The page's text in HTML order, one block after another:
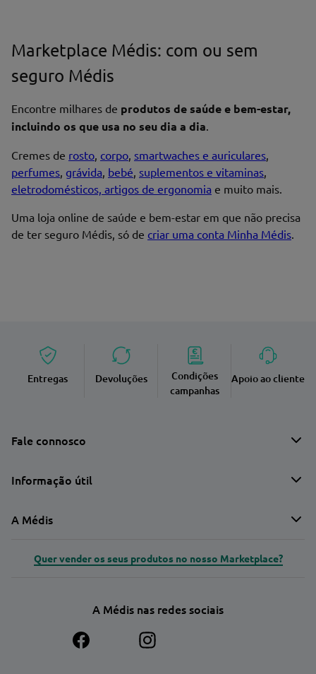
Marketplace Médis: com ou sem
seguro Médis
Encontre milhares de produtos de saúde e bem-estar,
incluindo os que usa no seu dia a dia.
Cremes de rosto, corpo, smartwaches e auriculares,
perfumes, grávida, bebé, suplementos e vitaminas,
eletrodomésticos, artigos de ergonomia e muito mais.
Uma loja online de saúde e bem-estar em que não precisa
de ter seguro Médis, só de criar uma conta Minha Médis.
Entregas Devoluções
Condições
campanhas
Apoio ao cliente
Fale connosco
Informação útil
A Médis
Quer vender os seus produtos no nosso Marketplace?
A Médis nas redes sociais